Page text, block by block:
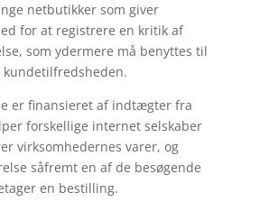
netbutikker som giver
for at registrere en kritik af
som ydermere må benyttes til
er finansieret af indtægter fra
forskellige internet selskaber
virksomhedernes varer, og
såfremt en af de besøgende
en bestilling.